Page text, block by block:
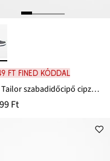
Ft FINED kóddal
Tom Tailor szabadidőcipő cipzárral
Ft